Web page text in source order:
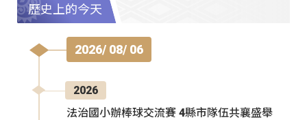
歷史上的今天
2026/ 08/ 06
2026
法治國小辦棒球交流賽 4縣市隊伍共襄盛舉